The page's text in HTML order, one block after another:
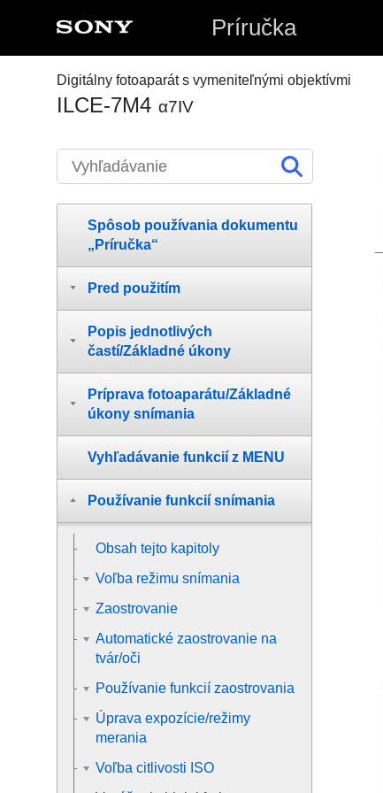
Príručka
Digitálny fotoaparát s vymeniteľnými objektívmi
ILCE-7M4 α7IV
Spôsob používania dokumentu
„Príručka“
Pred použitím
Popis jednotlivých
častí/Základné úkony
Príprava fotoaparátu/Základné
úkony snímania
Vyhľadávanie funkcií z MENU
Používanie funkcií snímania
Obsah tejto kapitoly
Voľba režimu snímania
Zaostrovanie
Automatické zaostrovanie na
tvár/oči
Používanie funkcií zaostrovania
Úprava expozície/režimy
merania
Voľba citlivosti ISO